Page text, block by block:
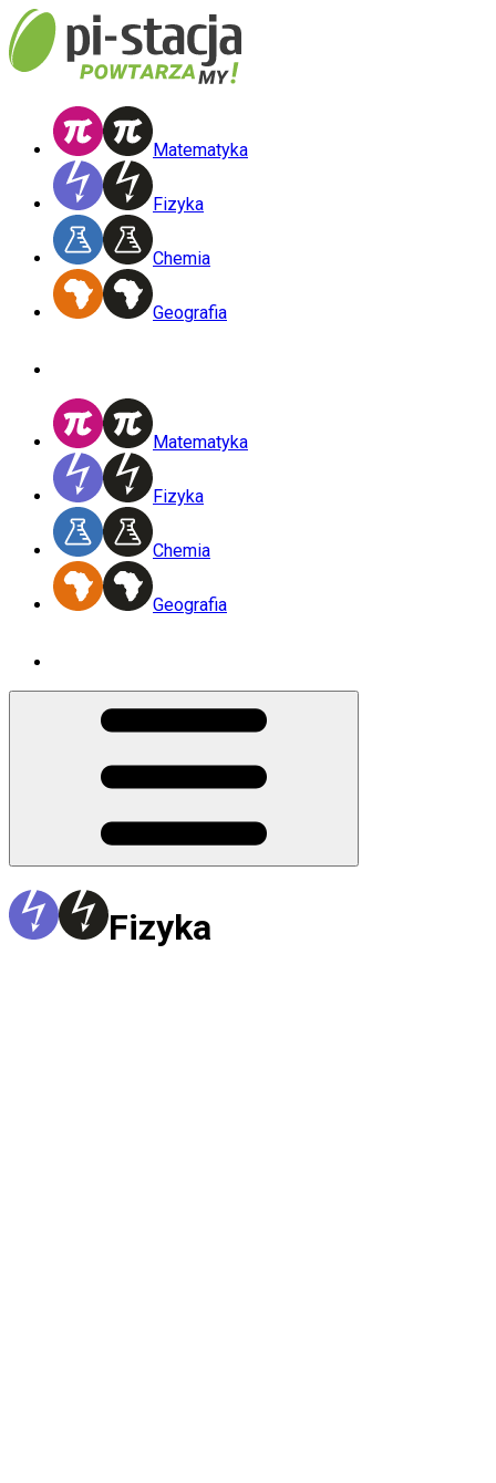
Matematyka
Fizyka
Chemia
Geografia
Matematyka
Fizyka
Chemia
Geografia
Fizyka